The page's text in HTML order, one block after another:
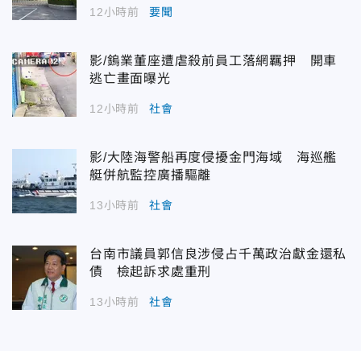
12小時前 要聞
影/鎢業董座遭虐殺前員工落網羈押 開車
逃亡畫面曝光
12小時前 社會
影/大陸海警船再度侵擾金門海域 海巡艦
艇併航監控廣播驅離
13小時前 社會
台南市議員郭信良涉侵占千萬政治獻金還私
債 檢起訴求處重刑
13小時前 社會